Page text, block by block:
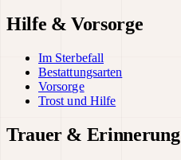
Hilfe & Vorsorge
Im Sterbefall
Bestattungsarten
Vorsorge
Trost und Hilfe
Trauer & Erinnerung